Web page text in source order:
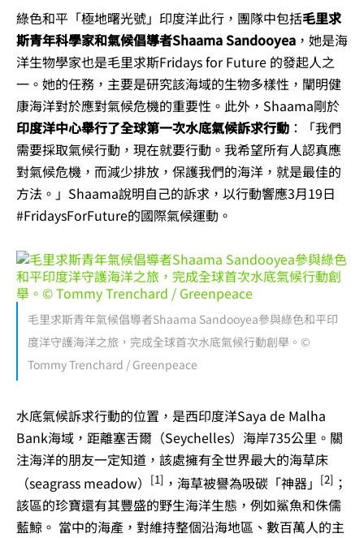
綠色和平「極地曙光號」印度洋此行，團隊中包括毛里求
斯青年科學家和氣候倡導者Shaama Sandooyea ，她是海
洋生物學家也是毛里求斯Fridays for Future 的發起人之
一。她的任務，主要是研究該海域的生物多樣性，闡明健
康海洋對於應對氣候危機的重要性。此外，Shaama剛於
印度洋中心舉行了全球第一次水底氣候訴求行動 ：「我們
需要採取氣候行動，現在就要行動。我希望所有人認真應
對氣候危機，而減少排放，保護我們的海洋，就是最佳的
方法。」Shaama說明自己的訴求，以行動響應3月19日
#FridaysForFuture的國際氣候運動。
毛里求斯青年氣候倡導者Shaama Sandooyea參與綠色和平印
度洋守護海洋之旅，完成全球首次水底氣候行動創舉。©
Tommy Trenchard / Greenpeace
水底氣候訴求行動的位置，是西印度洋Saya de Malha
Bank海域，距離塞舌爾（Seychelles）海岸735公里。關
注海洋的朋友一定知道，該處擁有全世界最大的海草床
（seagrass meadow）
[1] ，海草被譽為吸碳「神器」 [2] ；
該區的珍寶還有其豐盛的野生海洋生態，例如鯊魚和侏儒
藍鯨。 當中的海產，對維持整個沿海地區、數百萬人的主